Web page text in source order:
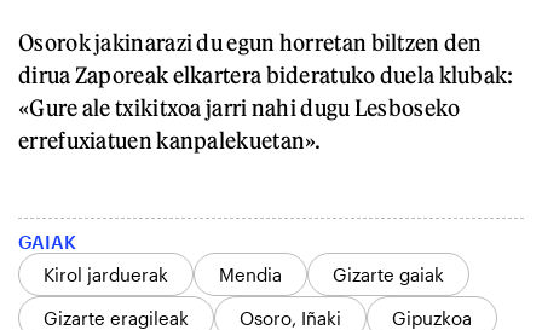
Osorok jakinarazi du egun horretan biltzen den
dirua Zaporeak elkartera bideratuko duela klubak:
«Gure ale txikitxoa jarri nahi dugu Lesboseko
errefuxiatuen kanpalekuetan».
GAIAK
Kirol jarduerak
Mendia
Gizarte gaiak
Gizarte eragileak
Osoro, Iñaki
Gipuzkoa